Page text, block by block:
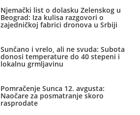
Njemački list o dolasku Zelenskog u
Beograd: Iza kulisa razgovori o
zajedničkoj fabrici dronova u Srbiji
Sunčano i vrelo, ali ne svuda: Subota
donosi temperature do 40 stepeni i
lokalnu grmljavinu
Pomračenje Sunca 12. avgusta:
Naočare za posmatranje skoro
rasprodate